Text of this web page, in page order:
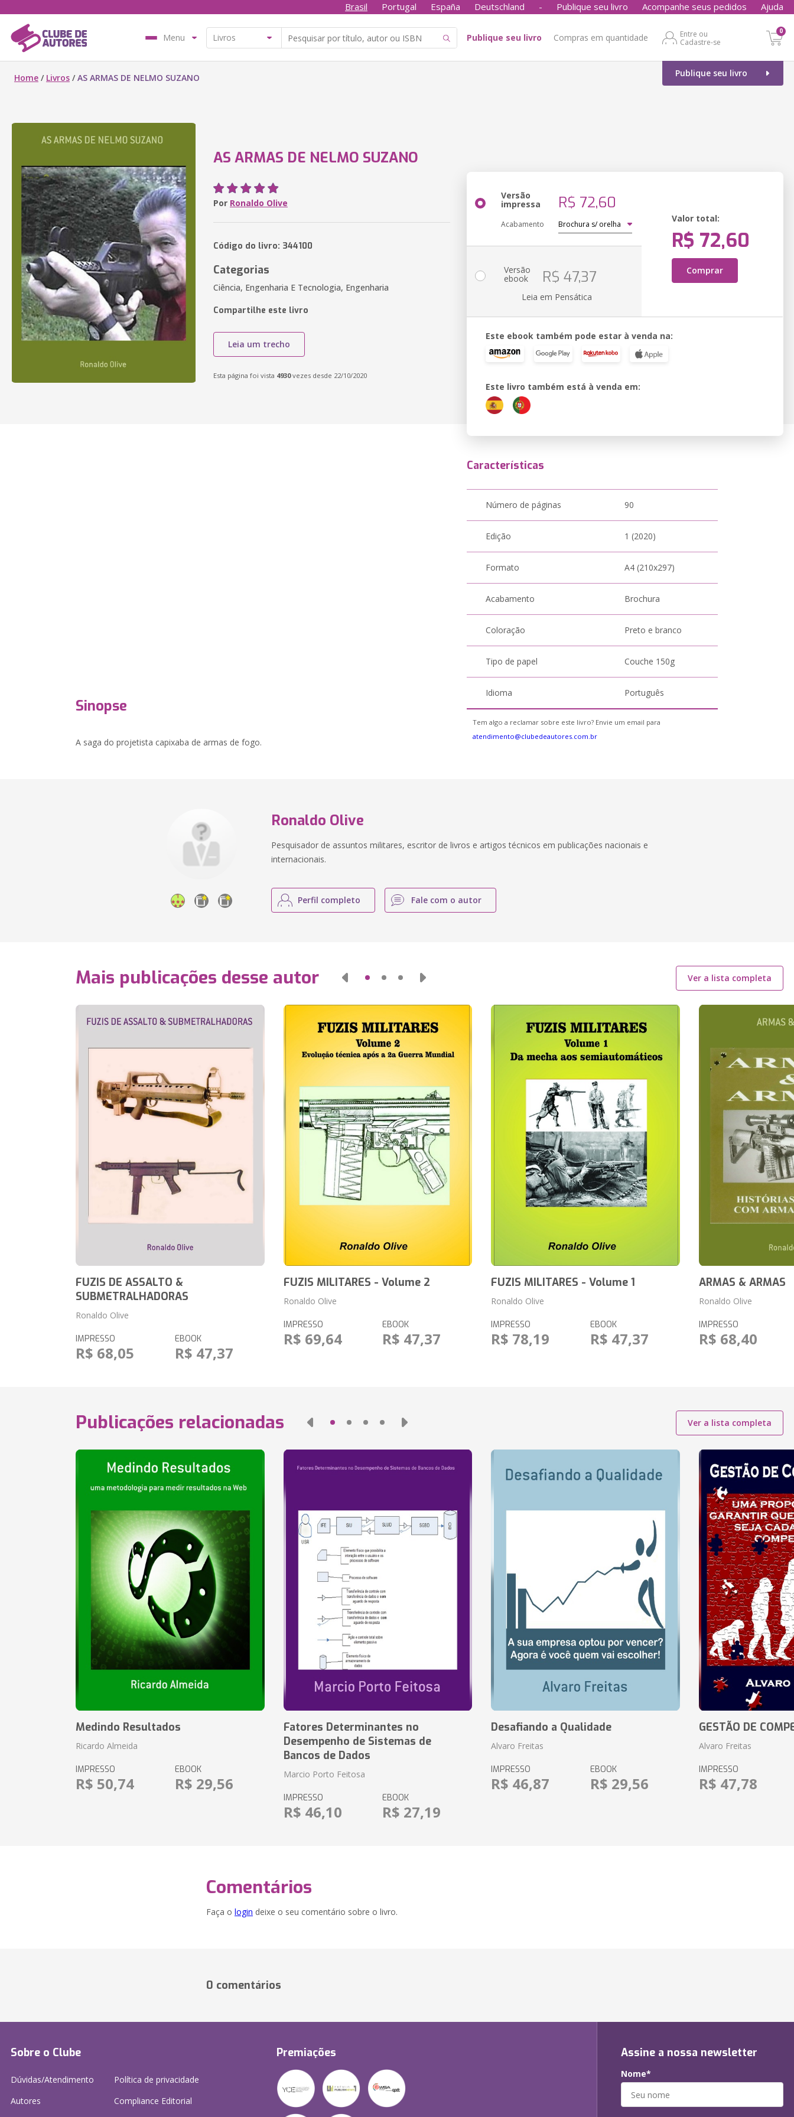
Brasil Portugal España Deutschland - Publique seu livro Acompanhe seus pedidos Ajuda
Menu Publique seu livro Compras em quantidade
Entre ou
Cadastre-se
0
Publique seu livro
Home / Livros /AS ARMAS DE NELMO SUZANO
AS ARMAS DE NELMO SUZANO
Por Ronaldo Olive
Código do livro: 344100
Categorias
Ciência, Engenharia E Tecnologia, Engenharia
Compartilhe este livro
Leia um trecho
Esta página foi vista 4930vezes desde 22/10/2020
Versão
impressa R$ 72,60
Acabamento
Valor total:
R$ 72,60
Comprar
Versão
ebook R$ 47,37
Leia em Pensática
Este ebook também pode estar à venda na:
Este livro também está à venda em:
Sinopse
A saga do projetista capixaba de armas de fogo.
Características
Número de páginas 90
Edição 1 (2020)
Formato A4 (210x297)
Acabamento Brochura
Coloração Preto e branco
Tipo de papel Couche 150g
Idioma Português
Tem algo a reclamar sobre este livro? Envie um email para
atendimento@clubedeautores.com.br
Ronaldo Olive
Pesquisador de assuntos militares, escritor de livros e artigos técnicos em publicações nacionais e
internacionais.
Perfil completo Fale com o autor
Mais publicações desse autor Ver a lista completa
FUZIS DE ASSALTO &
SUBMETRALHADORAS
Ronaldo Olive
IMPRESSO
R$ 68,05
EBOOK
R$ 47,37
FUZIS MILITARES - Volume 2
Ronaldo Olive
IMPRESSO
R$ 69,64
EBOOK
R$ 47,37
FUZIS MILITARES - Volume 1
Ronaldo Olive
IMPRESSO
R$ 78,19
EBOOK
R$ 47,37
ARMAS & ARMAS
Ronaldo Olive
IMPRESSO
R$ 68,40
Publicações relacionadas Ver a lista completa
Medindo Resultados
Ricardo Almeida
IMPRESSO
R$ 50,74
EBOOK
R$ 29,56
Fatores Determinantes no
Desempenho de Sistemas de
Bancos de Dados
Marcio Porto Feitosa
IMPRESSO
R$ 46,10
EBOOK
R$ 27,19
Desafiando a Qualidade
Alvaro Freitas
IMPRESSO
R$ 46,87
EBOOK
R$ 29,56
GESTÃO DE
Alvaro Freitas
IMPRESSO
R$ 47,78
Comentários
Faça o login deixe o seu comentário sobre o livro.
0 comentários
Sobre o Clube
Dúvidas/Atendimento
Autores
Política de privacidade
Compliance Editorial
Premiações Assine a nossa newsletter
Nome*